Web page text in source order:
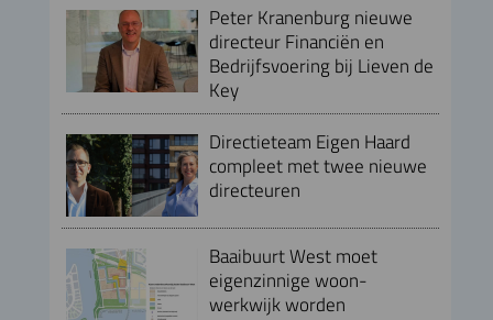
Peter Kranenburg nieuwe
directeur Financiën en
Bedrijfsvoering bij Lieven de
Key
Directieteam Eigen Haard
compleet met twee nieuwe
directeuren
Baaibuurt West moet
eigenzinnige woon-
werkwijk worden